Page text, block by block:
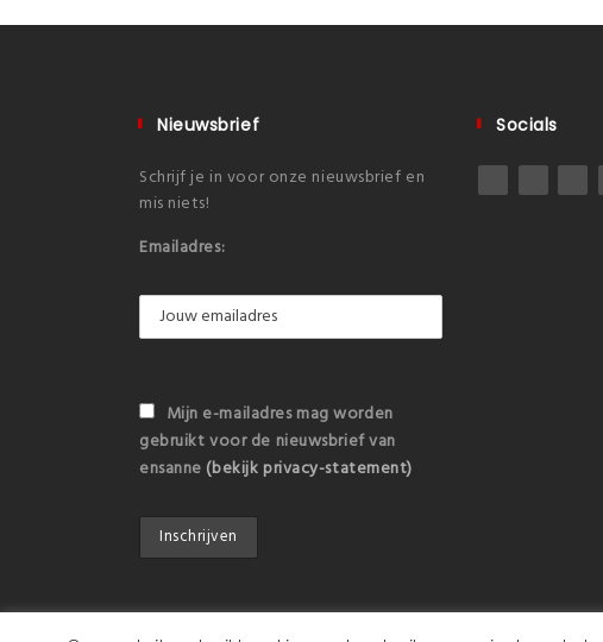
Nieuwsbrief
Schrijf je in voor onze nieuwsbrief en
mis niets!
Emailadres:
Mijn e-mailadres mag worden
gebruikt voor de nieuwsbrief van
ensanne (bekijk privacy-statement)
Socials